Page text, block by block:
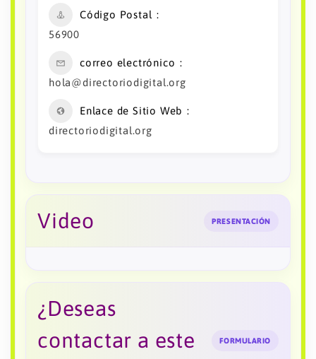
Código Postal
56900
correo electrónico
hola@directoriodigital.org
Enlace de Sitio Web
directoriodigital.org
Video PRESENTACIÓN
¿Deseas
contactar a este
FORMULARIO